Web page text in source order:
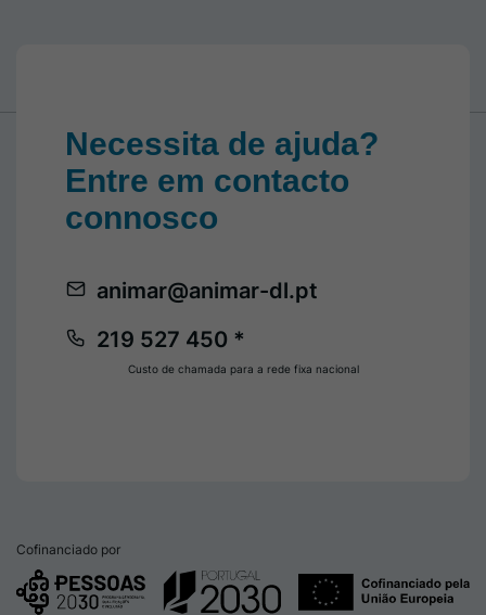
Necessita de ajuda?
Entre em contacto
connosco
219 527 450 *
animar@animar-dl.pt
Custo de chamada para a rede fixa nacional
Cofinanciado por